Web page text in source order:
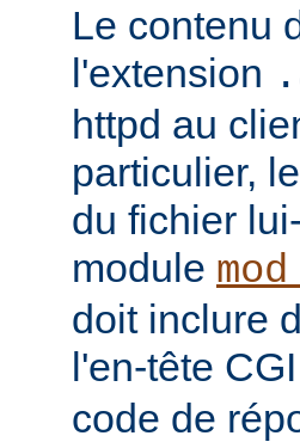
Le contenu
l'extension
httpd au
particulier,
du fichier
module
doit inclure
l'en-tête CGI
code de